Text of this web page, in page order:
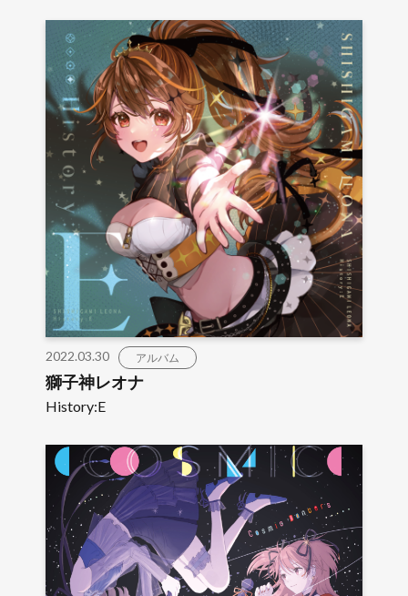
2022.03.30 アルバム
獅子神レオナ
History:E